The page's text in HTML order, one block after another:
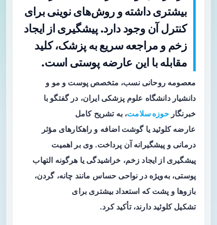
بیشتری داشته و روش‌های نوینی برای
کنترل آن وجود دارد. پیشگیری از ایجاد
زخم و مراجعه سریع به پزشک، کلید
مقابله با این عارضه پوستی است.
معصومه روحانی نسب، متخصص پوست و مو و
دانشیار دانشگاه علوم پزشکی ایران، در گفتگو با
خبرنگارحوزه سلامت، به تشریح کامل
عارضهکلوئید یاگوشت اضافه و راهکارهای مؤثر
درمانی و پیشگیرانه آن پرداخت. وی بر اهمیت
پیشگیری از ایجاد زخم، خراشیدگی یا هرگونه التهاب
پوستی، به‌ویژه در نواحی حساس مانند چانه، گردن،
بازوها و پشت که استعداد بیشتری برای
تشکیلکلوئید دارند، تأکید کرد.